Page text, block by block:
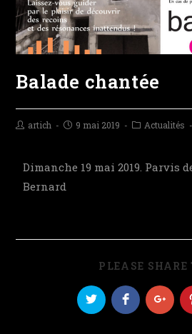
Balade chantée
artich 9 mai 2019 Actualités
Dimanche 19 mai 2019. Parvis
Bernard
PLEASE SHARE